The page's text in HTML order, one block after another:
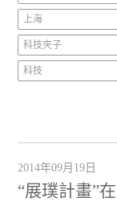
上海
科技夾子
科技
2014年09月19日
“展璞計畫”